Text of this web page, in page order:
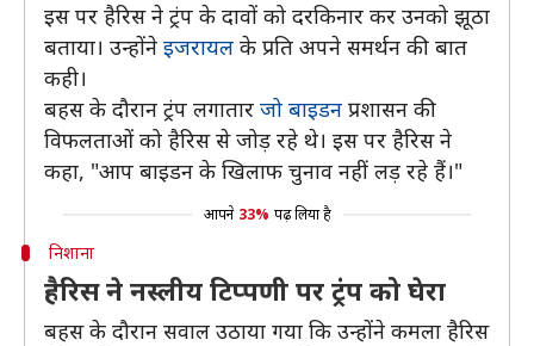
इस पर हैरिस ने ट्रंप के दावों को दरकिनार कर उनको झूठा
बताया। उन्होंने इजरायल के प्रति अपने समर्थन की बात
कही।
बहस के दौरान ट्रंप लगातार जो बाइडन प्रशासन की
विफलताओं को हैरिस से जोड़ रहे थे। इस पर हैरिस ने
कहा, "आप बाइडन के खिलाफ चुनाव नहीं लड़ रहे हैं।"
आपने 33% पढ़ लिया है
निशाना
हैरिस ने नस्लीय टिप्पणी पर ट्रंप को घेरा
बहस के दौरान सवाल उठाया गया कि उन्होंने कमला हैरिस